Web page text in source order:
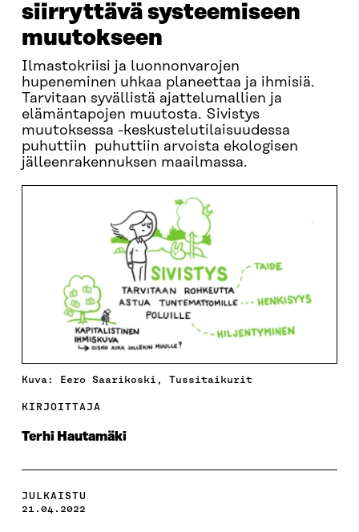
siirryttävä systeemiseen
muutokseen
Ilmastokriisi ja luonnonvarojen
hupeneminen uhkaa planeettaa ja ihmisiä.
Tarvitaan syvällistä ajattelumallien ja
elämäntapojen muutosta. Sivistys
muutoksessa -keskustelutilaisuudessa
puhuttiin puhuttiin arvoista ekologisen
jälleenrakennuksen maailmassa.
Kuva: Eero Saarikoski, Tussitaikurit
KIRJOITTAJA
Terhi Hautamäki
JULKAISTU
21.04.2022